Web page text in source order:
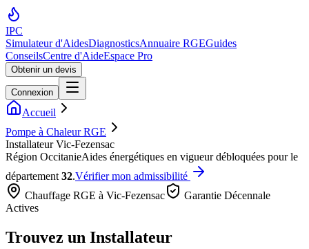
IPC
Simulateur d'AidesDiagnosticsAnnuaire RGEGuides
ConseilsCentre d'AideEspace Pro
Obtenir un devis
Connexion
Accueil
Pompe à Chaleur RGE
Installateur Vic-Fezensac
Région OccitanieAides énergétiques en vigueur débloquées pour le
département 32.Vérifier mon admissibilité
Chauffage RGE à Vic-Fezensac
Garantie Décennale
Actives
Trouvez un Installateur